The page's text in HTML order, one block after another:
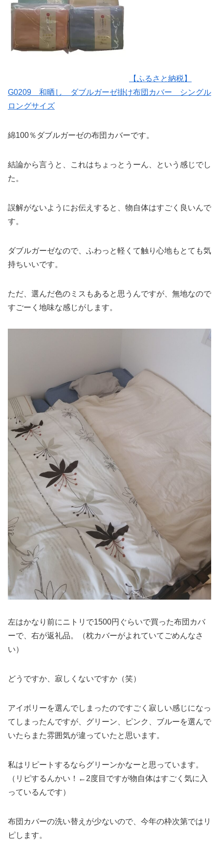
【ふるさと納税】
G0209 和晒し ダブルガーゼ掛け布団カバー シングル
ロングサイズ
綿100％ダブルガーゼの布団カバーです。
結論から言うと、これはちょっとうーん、という感じでし
た。
誤解がないようにお伝えすると、物自体はすごく良いんで
す。
ダブルガーゼなので、ふわっと軽くて触り心地もとても気
持ちいいです。
ただ、選んだ色のミスもあると思うんですが、無地なので
すごーく地味な感じがします。
左はかなり前にニトリで1500円ぐらいで買った布団カバ
ーで、右が返礼品。（枕カバーがよれていてごめんなさ
い）
どうですか、寂しくないですか（笑）
アイボリーを選んでしまったのですごく寂しい感じになっ
てしまったんですが、グリーン、ピンク、ブルーを選んで
いたらまた雰囲気が違っていたと思います。
私はリピートするならグリーンかなーと思っています。
（リピするんかい！←2度目ですが物自体はすごく気に入
っているんです）
布団カバーの洗い替えが少ないので、今年の枠次第ではリ
ピします。